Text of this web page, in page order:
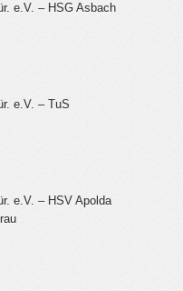
e.V. – HSG Asbach
e.V. – TuS
e.V. – HSV Apolda